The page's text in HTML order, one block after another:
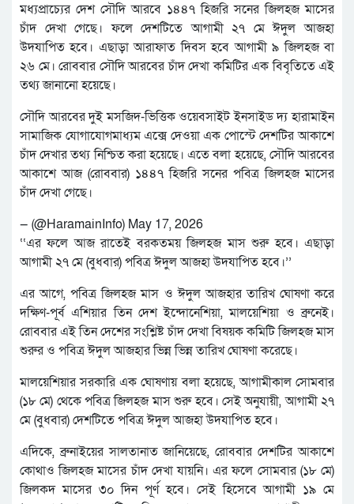
মধ্যপ্রাচ্যের দেশ সৌদি আরবে ১৪৪৭ হিজরি সনের জিলহজ মাসের
চাঁদ দেখা গেছে। ফলে দেশটিতে আগামী ২৭ মে ঈদুল আজহা
উদযাপিত হবে। এছাড়া আরাফাত দিবস হবে আগামী ৯ জিলহজ বা
২৬ মে। রোববার সৌদি আরবের চাঁদ দেখা কমিটির এক বিবৃতিতে এই
তথ্য জানানো হয়েছে।
সৌদি আরবের দুই মসজিদ-ভিত্তিক ওয়েবসাইট ইনসাইড দ্য হারামাইন
সামাজিক যোগাযোগমাধ্যম এক্সে দেওয়া এক পোস্টে দেশটির আকাশে
চাঁদ দেখার তথ্য নিশ্চিত করা হয়েছে। এতে বলা হয়েছে, সৌদি আরবের
আকাশে আজ (রোববার) ১৪৪৭ হিজরি সনের পবিত্র জিলহজ মাসের
চাঁদ দেখা গেছে।
— (@HaramainInfo) May 17, 2026
‘‘এর ফলে আজ রাতেই বরকতময় জিলহজ মাস শুরু হবে। এছাড়া
আগামী ২৭ মে (বুধবার) পবিত্র ঈদুল আজহা উদযাপিত হবে।’’
এর আগে, পবিত্র জিলহজ মাস ও ঈদুল আজহার তারিখ ঘোষণা করে
দক্ষিণ-পূর্ব এশিয়ার তিন দেশ ইন্দোনেশিয়া, মালয়েশিয়া ও ব্রুনেই।
রোববার এই তিন দেশের সংশ্লিষ্ট চাঁদ দেখা বিষয়ক কমিটি জিলহজ মাস
শুরুর ও পবিত্র ঈদুল আজহার ভিন্ন ভিন্ন তারিখ ঘোষণা করেছে।
মালয়েশিয়ার সরকারি এক ঘোষণায় বলা হয়েছে, আগামীকাল সোমবার
(১৮ মে) থেকে পবিত্র জিলহজ মাস শুরু হবে। সেই অনুযায়ী, আগামী ২৭
মে (বুধবার) দেশটিতে পবিত্র ঈদুল আজহা উদযাপিত হবে।
এদিকে, ব্রুনাইয়ের সালতানাত জানিয়েছে, রোববার দেশটির আকাশে
কোথাও জিলহজ মাসের চাঁদ দেখা যায়নি। এর ফলে সোমবার (১৮ মে)
জিলকদ মাসের ৩০ দিন পূর্ণ হবে। সেই হিসেবে আগামী ১৯ মে